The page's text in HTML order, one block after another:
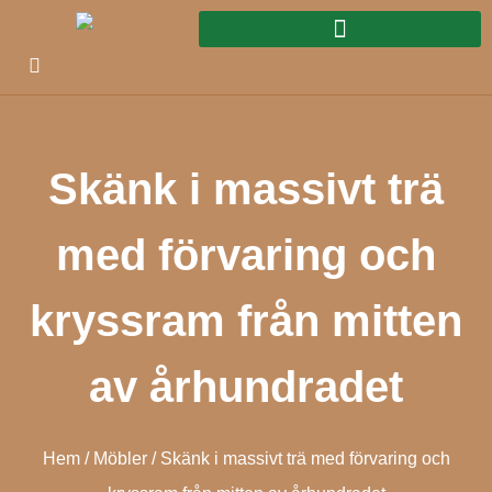
Skänk i massivt trä
med förvaring och
kryssram från mitten
av århundradet
Hem/ Möbler/ Skänk i massivt trä med förvaring och